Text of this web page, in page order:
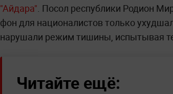
"Айдара". Посол республики Родион
фон для националистов только
нарушали режим тишины, испытывая
Читайте ещё: